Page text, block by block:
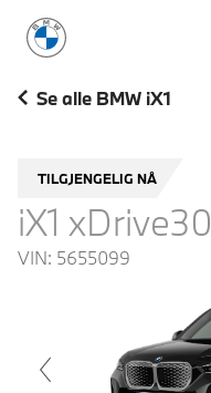
BMW Norge
Se alle BMW iX1
TILGJENGELIG NÅ
iX1 xDrive30
VIN: 5655099